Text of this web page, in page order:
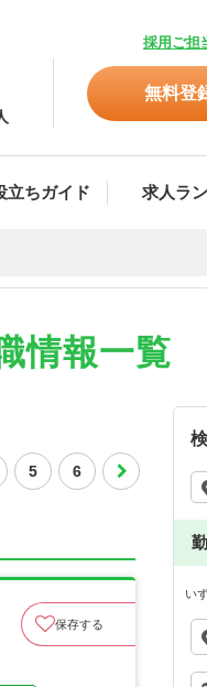
採用ご担
無料登
立ちガイド 求人ラ
情報一覧
5 6
保存する
い